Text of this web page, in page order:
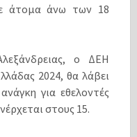
άτομα άνω των 18
ο ΔΕΗ
2024, θα λάβει
για εθελοντές
στους 15.